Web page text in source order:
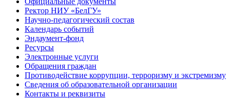
Ректор НИУ «БелГУ»
Научно-педагогический состав
Календарь событий
Эндаумент-фонд
Ресурсы
Электронные услуги
Обращения граждан
Противодействие коррупции, терроризму и экстремизму
Сведения об образовательной организации
Контакты и реквизиты